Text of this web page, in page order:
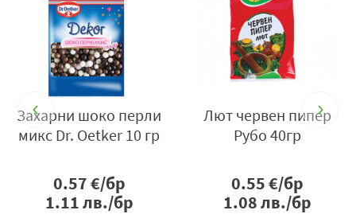
Захарни шоко перли
микс Dr. Oetker 10 гр
0.57€/бр
1.11лв./бр
Лют червен пипер
Рубо 40гр
0.55€/бр
1.08лв./бр